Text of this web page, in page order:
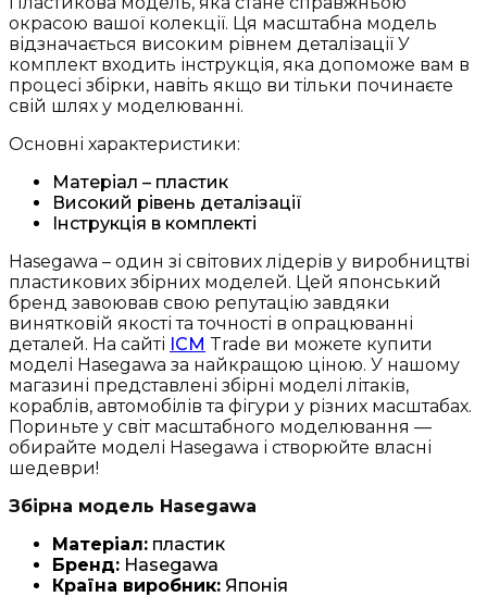
окрасою вашої колекції. Ця масштабна модель
відзначається високим рівнем деталізації У
комплект входить інструкція, яка допоможе вам в
процесі збірки, навіть якщо ви тільки починаєте
свій шлях у моделюванні.
Основні характеристики:
Матеріал – пластик
Високий рівень деталізації
Інструкція в комплекті
Hasegawa – один зі світових лідерів у виробництві
пластикових збірних моделей. Цей японський
бренд завоював свою репутацію завдяки
винятковій якості та точності в опрацюванні
деталей. На сайті ICM Trade ви можете купити
моделі Hasegawa за найкращою ціною. У нашому
магазині представлені збірні моделі літаків,
кораблів, автомобілів та фігури у різних масштабах.
Пориньте у світ масштабного моделювання —
обирайте моделі Hasegawa і створюйте власні
шедеври!
Збірна модель Hasegawa
Матеріал: пластик
Бренд: Hasegawa
Країна виробник: Японія